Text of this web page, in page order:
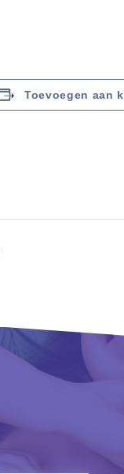
Toevoegen aan